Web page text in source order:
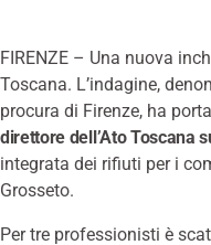
FIRENZE – Una nuova
Toscana. L’indagine,
procura di Firenze, ha
direttore dell’Ato Toscana
integrata dei rifiuti per i
Grosseto.
Per tre professionisti è